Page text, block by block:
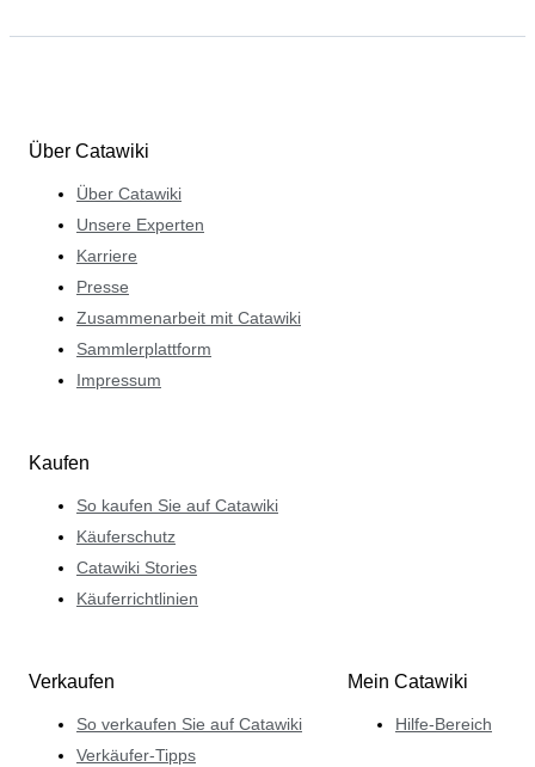
Über Catawiki
Über Catawiki
Unsere Experten
Karriere
Presse
Zusammenarbeit mit Catawiki
Sammlerplattform
Impressum
Kaufen
So kaufen Sie auf Catawiki
Käuferschutz
Catawiki Stories
Käuferrichtlinien
Verkaufen
So verkaufen Sie auf Catawiki
Verkäufer-Tipps
Mein Catawiki
Hilfe-Bereich